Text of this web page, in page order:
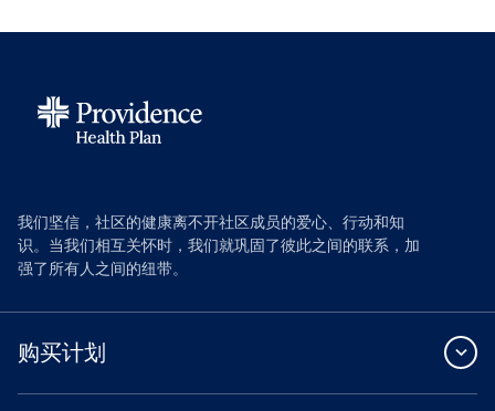
我们坚信，社区的健康离不开社区成员的爱心、行动和知
识。当我们相互关怀时，我们就巩固了彼此之间的联系，加
强了所有人之间的纽带。
购买计划